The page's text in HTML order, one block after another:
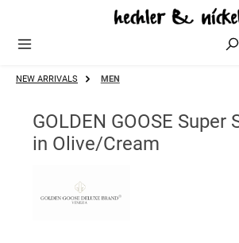
Zum Hauptinhalt springen
NEW ARRIVALS MEN
GOLDEN GOOSE Super
in Olive/Cream